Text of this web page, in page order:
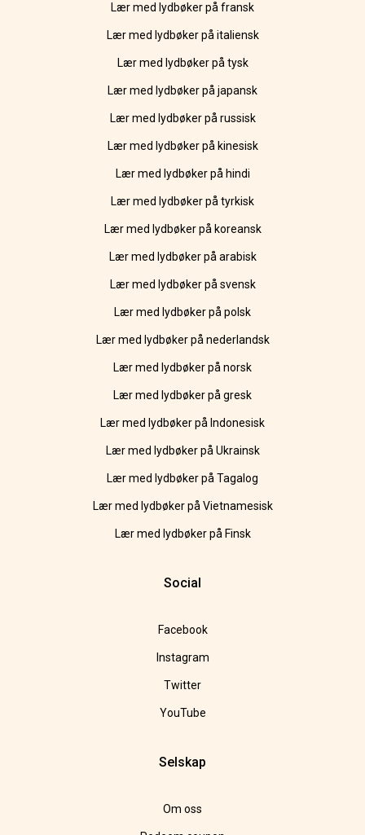
Lær med lydbøker på fransk
Lær med lydbøker på italiensk
Lær med lydbøker på tysk
Lær med lydbøker på japansk
Lær med lydbøker på russisk
Lær med lydbøker på kinesisk
Lær med lydbøker på hindi
Lær med lydbøker på tyrkisk
Lær med lydbøker på koreansk
Lær med lydbøker på arabisk
Lær med lydbøker på svensk
Lær med lydbøker på polsk
Lær med lydbøker på nederlandsk
Lær med lydbøker på norsk
Lær med lydbøker på gresk
Lær med lydbøker på Indonesisk
Lær med lydbøker på Ukrainsk
Lær med lydbøker på Tagalog
Lær med lydbøker på Vietnamesisk
Lær med lydbøker på Finsk
Social
Facebook
Instagram
Twitter
YouTube
Selskap
Om oss